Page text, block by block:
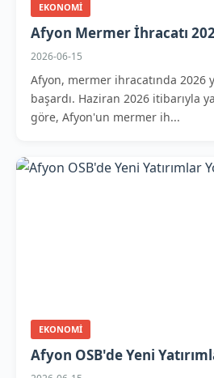
EKONOMI
Afyon Mermer İhracatı
2026-06-15
Afyon, mermer ihracatında 2026
başardı. Haziran 2026 itibarıyla
göre, Afyon'un mermer ih...
EKONOMI
Afyon OSB'de Yeni